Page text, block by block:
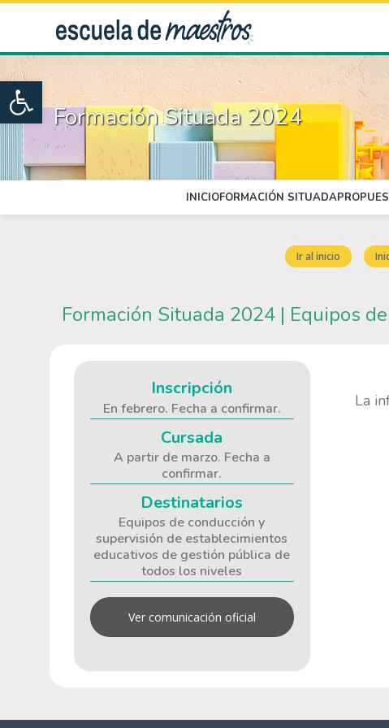
Open toolbar
Formación Situada 2024
INICIOFORMACIÓN SITUADA
Ir al inicio
Formación Situada 2024 | Equipos
Inscripción
En febrero. Fecha a confirmar.
Cursada
A partir de marzo. Fecha a
confirmar.
Destinatarios
Equipos de conducción y
supervisión de establecimientos
educativos de gestión pública de
todos los niveles
Ver comunicación oficial
La